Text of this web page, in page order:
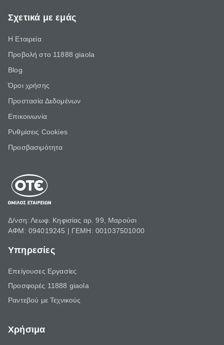
Σχετικά με εμάς
Η Εταιρεία
Προβολή στο 11888 giaola
Blog
Όροι χρήσης
Προστασία Δεδομένων
Επικοινωνία
Ρυθμίσεις Cookies
Προσβασιμότητα
Δ/νση: Λεωφ. Κηφισίας αρ. 99, Μαρούσι
ΑΦΜ: 094019245 | ΓΕΜΗ: 001037501000
Υπηρεσίες
Επείγουσες Εργασίες
Προσφορές 11888 giaola
Ραντεβού με Τεχνικούς
Χρήσιμα